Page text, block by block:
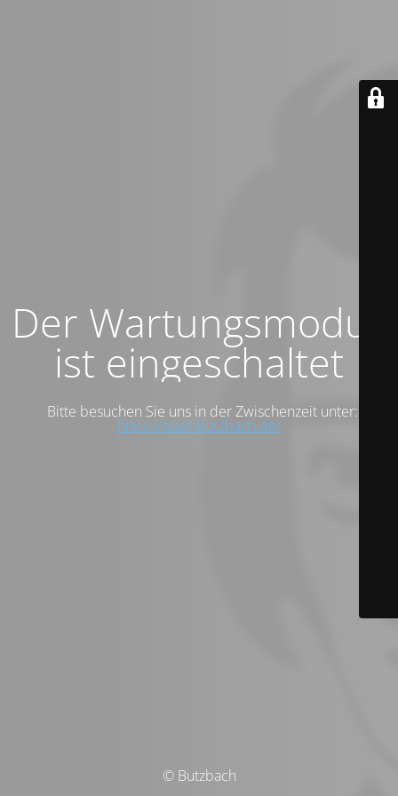
Der Wartungsmodus
ist eingeschaltet
Bitte besuchen Sie uns in der Zwischenzeit unter:
https://stadt-butzbach.de/
© Butzbach